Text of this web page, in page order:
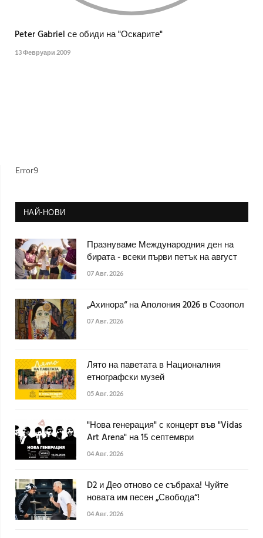
Peter Gabriel се обиди на "Оскарите"
13 Февруари 2009
Error9
НАЙ-НОВИ
Празнуваме Международния ден на
бирата - всеки първи петък на август
07 Авг. 2026
„Ахинора“ на Аполония 2026 в Созопол
07 Авг. 2026
Лято на паветата в Националния
етнографски музей
05 Авг. 2026
"Нова генерация" с концерт във "Vidas
Art Arena" на 15 септември
04 Авг. 2026
D2 и Део отново се събраха! Чуйте
новата им песен „Свобода“!
04 Авг. 2026